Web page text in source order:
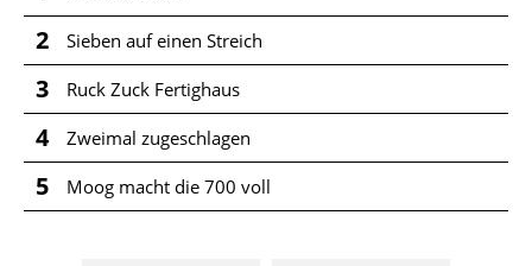
2 Sieben auf einen Streich
3 Ruck Zuck Fertighaus
4 Zweimal zugeschlagen
5 Moog macht die 700 voll